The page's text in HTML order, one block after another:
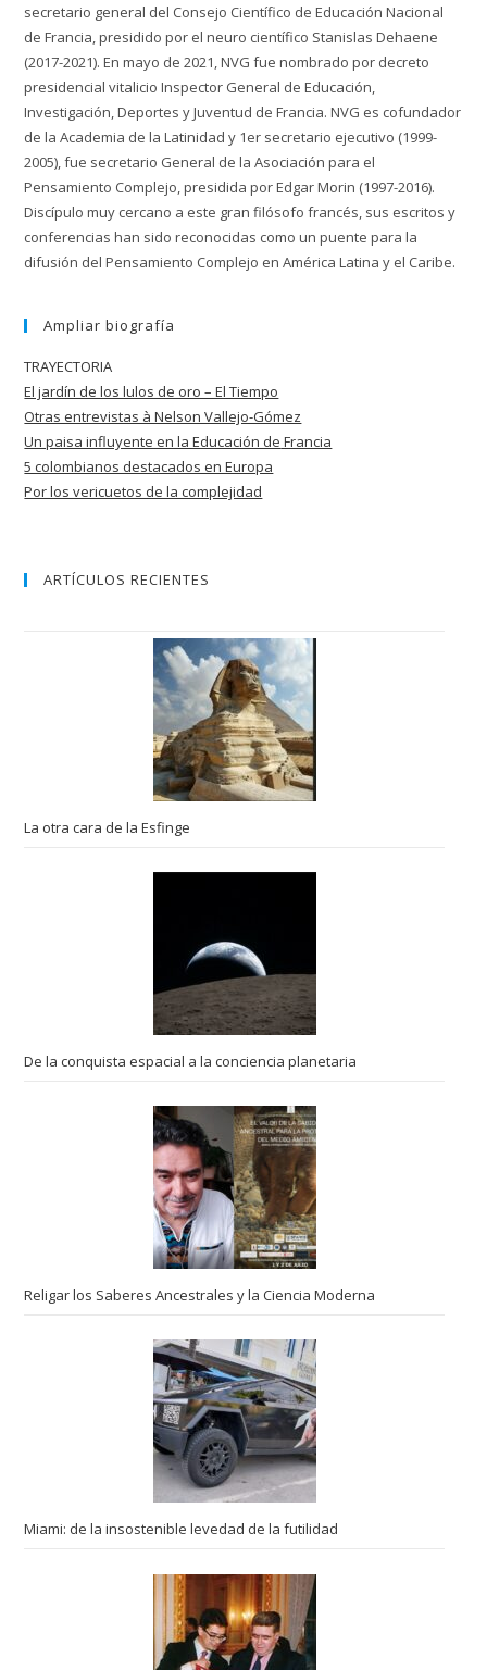
secretario general del Consejo Científico de Educación Nacional
de Francia, presidido por el neuro científico Stanislas Dehaene
(2017-2021). En mayo de 2021, NVG fue nombrado por decreto
presidencial vitalicio Inspector General de Educación,
Investigación, Deportes y Juventud de Francia. NVG es cofundador
de la Academia de la Latinidad y 1er secretario ejecutivo (1999-
2005), fue secretario General de la Asociación para el
Pensamiento Complejo, presidida por Edgar Morin (1997-2016).
Discípulo muy cercano a este gran filósofo francés, sus escritos y
conferencias han sido reconocidas como un puente para la
difusión del Pensamiento Complejo en América Latina y el Caribe.
Ampliar biografía
TRAYECTORIA
El jardín de los lulos de oro – El Tiempo
Otras entrevistas à Nelson Vallejo-Gómez
Un paisa influyente en la Educación de Francia
5 colombianos destacados en Europa
Por los vericuetos de la complejidad
ARTÍCULOS RECIENTES
La otra cara de la Esfinge
De la conquista espacial a la conciencia planetaria
Religar los Saberes Ancestrales y la Ciencia Moderna
Miami: de la insostenible levedad de la futilidad